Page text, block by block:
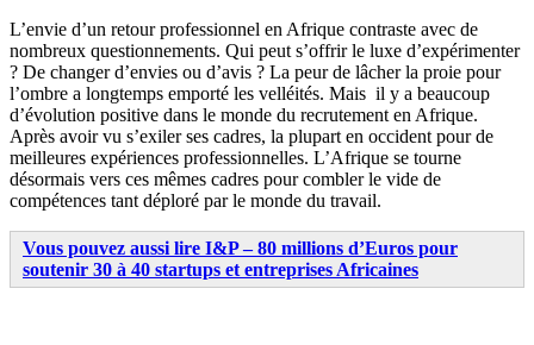
L’envie d’un retour professionnel en Afrique contraste avec de
nombreux questionnements. Qui peut s’offrir le luxe d’expérimenter
? De changer d’envies ou d’avis ? La peur de lâcher la proie pour
l’ombre a longtemps emporté les velléités. Mais il y a beaucoup
d’évolution positive dans le monde du recrutement en Afrique.
Après avoir vu s’exiler ses cadres, la plupart en occident pour de
meilleures expériences professionnelles. L’Afrique se tourne
désormais vers ces mêmes cadres pour combler le vide de
compétences tant déploré par le monde du travail.
Vous pouvez aussi lire I&P – 80 millions d’Euros pour
soutenir 30 à 40 startups et entreprises Africaines